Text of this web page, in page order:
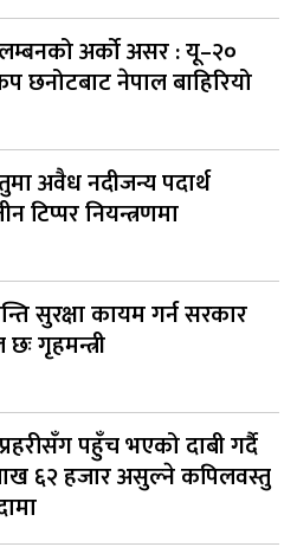
अर्को असर : यू–२०
छनोटबाट नेपाल बाहिरियो
अवैध नदीजन्य पदार्थ
टिप्पर नियन्त्रणमा
सुरक्षा कायम गर्न सरकार
गृहमन्त्री
पहुँच भएको दाबी गर्दै
६२ हजार असुल्ने कपिलवस्तु